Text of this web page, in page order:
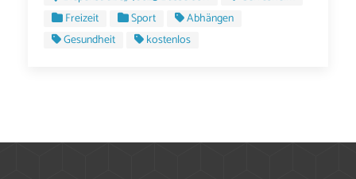
Freizeit
Sport
Abhängen
Gesundheit
kostenlos